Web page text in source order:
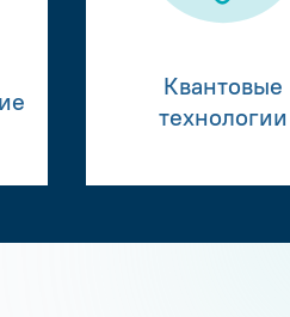
Квантовые
технологии